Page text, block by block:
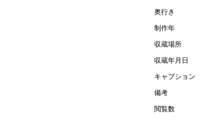
奥行き
制作年
収蔵場所
収蔵年月日
キャプション
備考
閲覧数